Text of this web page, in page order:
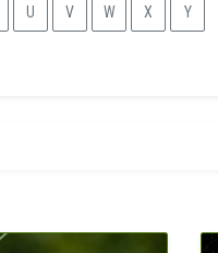
U V W X Y